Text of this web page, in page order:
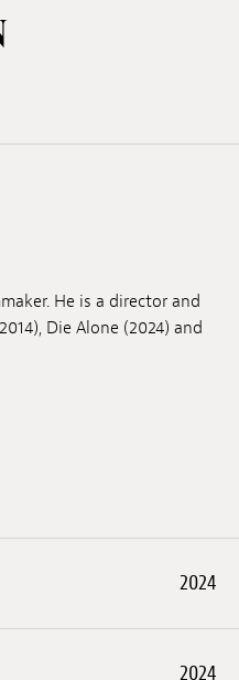
He is a director and
Die Alone (2024) and
2024
2024